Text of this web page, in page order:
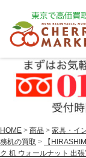
HOME > 商品 > 家具・イ
務机の買取 >
【
ク 机 ウォールナット 出